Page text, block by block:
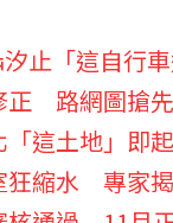
止「這自行
正 路網圖搶
這土地」即
狂縮水 專家